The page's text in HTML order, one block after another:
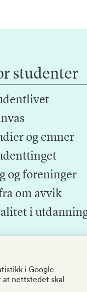
studenter
og emner
og foreninger
om avvik
i
i Google
at nettstedet skal